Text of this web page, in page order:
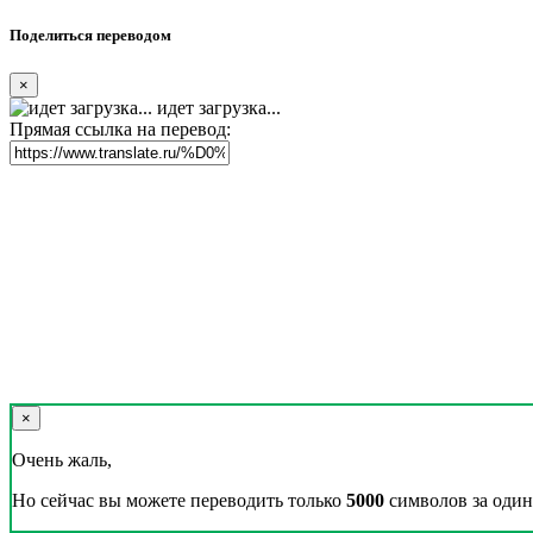
Поделиться переводом
×
идет загрузка...
Прямая ссылка на перевод:
×
Очень жаль,
Но сейчас вы можете переводить только 5000 символов за